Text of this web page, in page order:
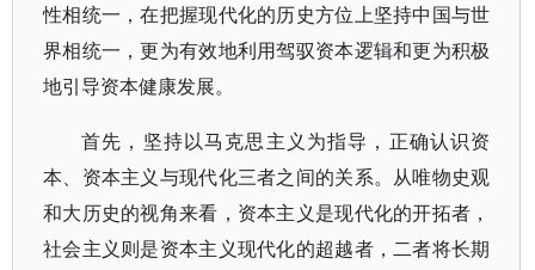
性相统一，在把握现代化的历史方位上坚持中国与世
界相统一，更为有效地利用驾驭资本逻辑和更为积极
地引导资本健康发展。
首先，坚持以马克思主义为指导，正确认识资
本、资本主义与现代化三者之间的关系。从唯物史观
和大历史的视角来看，资本主义是现代化的开拓者，
社会主义则是资本主义现代化的超越者，二者将长期